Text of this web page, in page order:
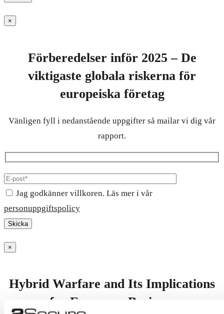
×
Förberedelser inför 2025 – De
viktigaste globala riskerna för
europeiska företag
Vänligen fyll i nedanstående uppgifter så mailar vi dig vår
rapport.
Jag godkänner villkoren. Läs mer i vår
personuppgiftspolicy
×
Hybrid Warfare and Its Implications
for European Business